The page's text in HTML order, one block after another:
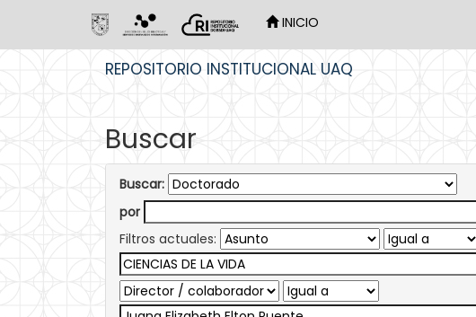
INICIO
REPOSITORIO INSTITUCIONAL UAQ
Buscar
Buscar:
por
Filtros actuales: